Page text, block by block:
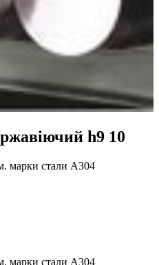
h9 10
марки стали А304
марки стали А304